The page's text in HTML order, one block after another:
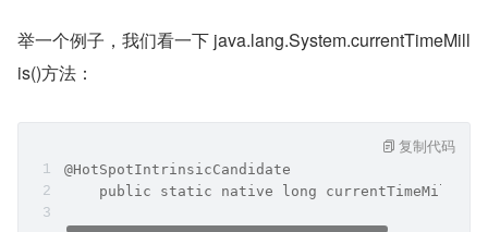
举一个例子，我们看一下 java.lang.System.currentTimeMill
is()方法：
@HotSpotIntrinsicCandidate
public static native long
复制代码